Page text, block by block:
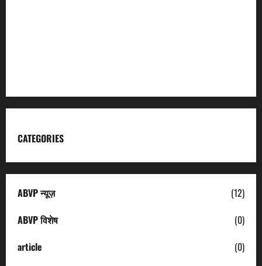
CATEGORIES
ABVP न्यूज़
(12)
ABVP विशेष
(0)
article
(0)